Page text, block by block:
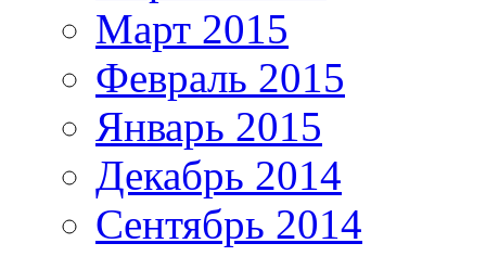
Март 2015
Февраль 2015
Январь 2015
Декабрь 2014
Сентябрь 2014